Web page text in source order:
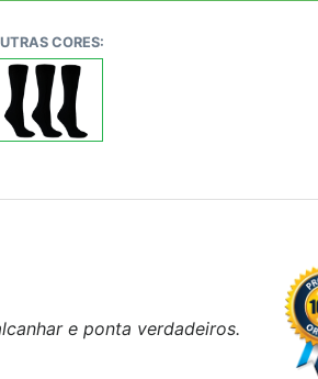
CORES:
e ponta verdadeiros.